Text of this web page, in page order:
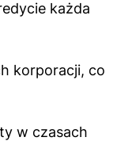
każda
korporacji, co
w czasach